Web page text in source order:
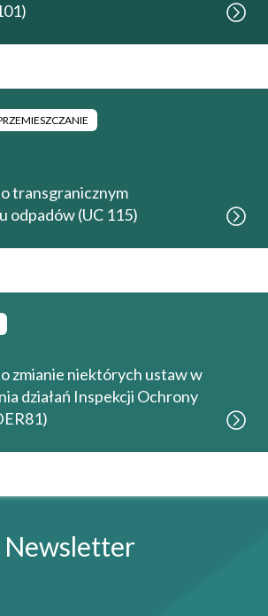
transgranicznym
odpadów (UC 115)
zmianie niektórych ustaw w
działań Inspekcji Ochrony
Newsletter